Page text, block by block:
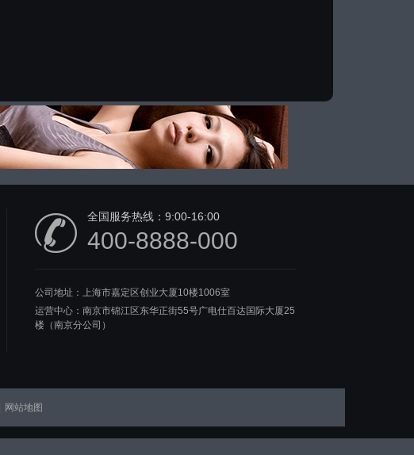
全国服务热线： 9:00-16:00
400-8888-000
公司地址：上海市嘉定区创业大厦10楼1006室
运营中心：南京市锦江区东华正街55号广电仕百达国际大厦25
楼（南京分公司）
网站地图